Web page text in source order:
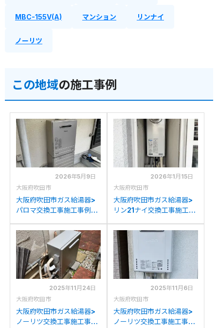
MBC-155V(A) マンション リンナイ
ノーリツ
この地域の施工事例
2026年5月9日
大阪府吹田市
大阪府吹田市ガス給湯器>
パロマ交換工事施工事例：
2417SAWXDからパロマ
FH-2423SAW-1への交換
2026年1月15日
大阪府吹田市
大阪府吹田市ガス給湯器>
リン21ナイ交換工事施工事
VS2000AT-VCからリン
ナイRUF-SA2005AT-
L(A)への交換
2025年11月24日
大阪府吹田市
大阪府吹田市ガス給湯器>
ノーリツ交換工事施工事
2025年11月6日
大阪府吹田市
大阪府吹田市ガス給湯器>
ノーリツ交換工事施工事